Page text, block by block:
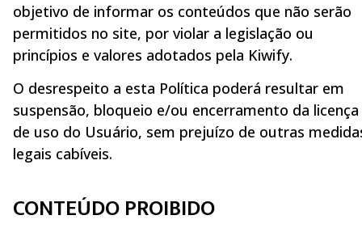
objetivo de informar os conteúdos que não serão
permitidos no site, por violar a legislação ou
princípios e valores adotados pela Kiwify.
O desrespeito a esta Política poderá resultar em
suspensão, bloqueio e/ou encerramento da licença
de uso do Usuário, sem prejuízo de outras
legais cabíveis.
CONTEÚDO PROIBIDO